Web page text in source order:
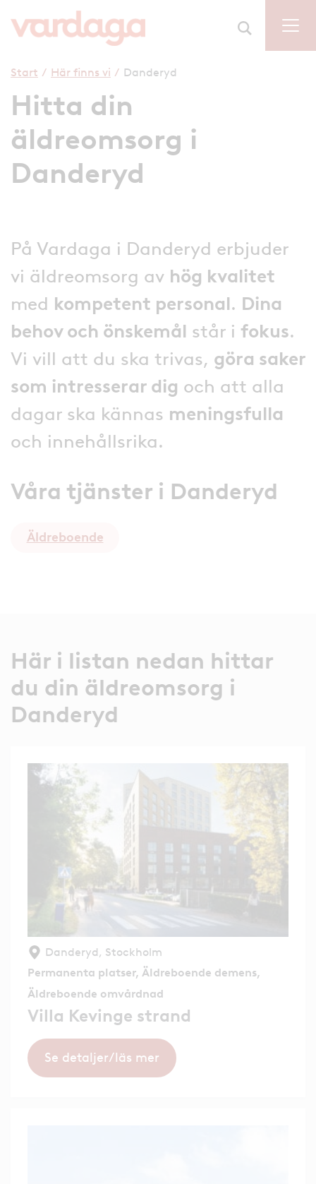
Start / Här finns vi / Danderyd
Hitta din
äldreomsorg i
Danderyd
På Vardaga i Danderyd erbjuder
vi äldreomsorg av hög kvalitet
med kompetent personal. Dina
behov och önskemål står i fokus.
Vi vill att du ska trivas, göra saker
som intresserar dig och att alla
dagar ska kännas meningsfulla
och innehållsrika.
Våra tjänster i Danderyd
Äldreboende
Här i listan nedan hittar
du din äldreomsorg i
Danderyd
Danderyd, Stockholm
Permanenta platser, Äldreboende demens,
Äldreboende omvårdnad
Villa Kevinge strand
Se detaljer/läs mer